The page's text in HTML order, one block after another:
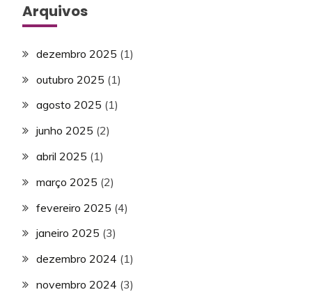
Arquivos
dezembro 2025 (1)
outubro 2025 (1)
agosto 2025 (1)
junho 2025 (2)
abril 2025 (1)
março 2025 (2)
fevereiro 2025 (4)
janeiro 2025 (3)
dezembro 2024 (1)
novembro 2024 (3)